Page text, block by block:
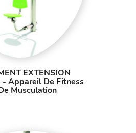
EXTENSION
- Appareil De Fitness
Musculation